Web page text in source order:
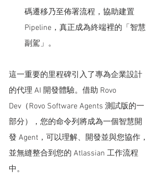
碼遷移乃至佈署流程，協助建置
Pipeline，真正成為終端裡的「智慧
副駕」。
這一重要的里程碑引入了專為企業設計
的代理 AI 開發體驗。借助 Rovo
Dev（Rovo Software Agents 測試版的一
部分），您的命令列將成為一個智慧開
發 Agent，可以理解、開發並與您協作，
並無縫整合到您的 Atlassian 工作流程
中。